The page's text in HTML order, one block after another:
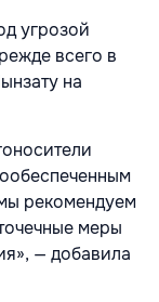
угрозой
всего в
на
рекомендуем
меры
— добавила